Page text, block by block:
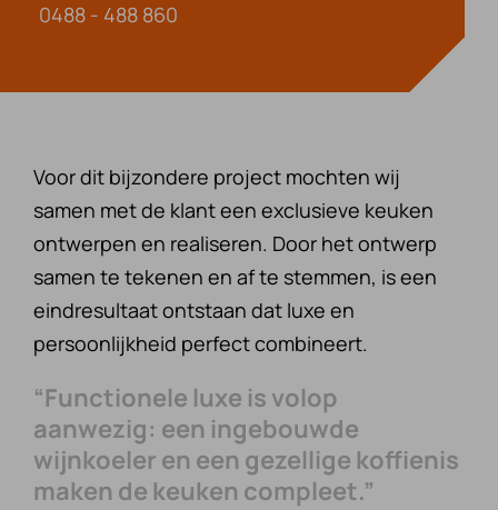
0488 - 488 860
Voor dit bijzondere project mochten wij
samen met de klant een exclusieve keuken
ontwerpen en realiseren. Door het ontwerp
samen te tekenen en af te stemmen, is een
eindresultaat ontstaan dat luxe en
persoonlijkheid perfect combineert.
“Functionele luxe is volop
aanwezig: een ingebouwde
wijnkoeler en een gezellige koffienis
maken de keuken compleet.”